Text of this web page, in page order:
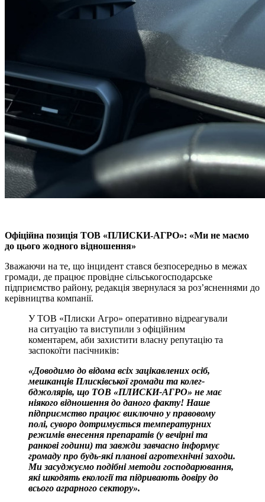
Офіційна позиція ТОВ «ПЛИСКИ-АГРО»: «Ми не маємо
до цього жодного відношення»
Зважаючи на те, що інцидент стався безпосередньо в межах
громади, де працює провідне сільськогосподарське
підприємство району, редакція звернулася за роз’ясненнями до
керівництва компанії.
У ТОВ «Плиски Агро» оперативно відреагували
на ситуацію та виступили з офіційним
коментарем, аби захистити власну репутацію та
заспокоїти пасічників:
«Доводимо до відома всіх зацікавлених осіб,
мешканців Плисківської громади та колег-
бджолярів, що ТОВ «ПЛИСКИ-АГРО» не має
ніякого відношення до даного факту! Наше
підприємство працює виключно у правовому
полі, суворо дотримується температурних
режимів внесення препаратів (у вечірні та
ранкові години) та завжди завчасно інформує
громаду про будь-які планові агротехнічні заходи.
Ми засуджуємо подібні методи господарювання,
які шкодять екології та підривають довіру до
всього аграрного сектору».